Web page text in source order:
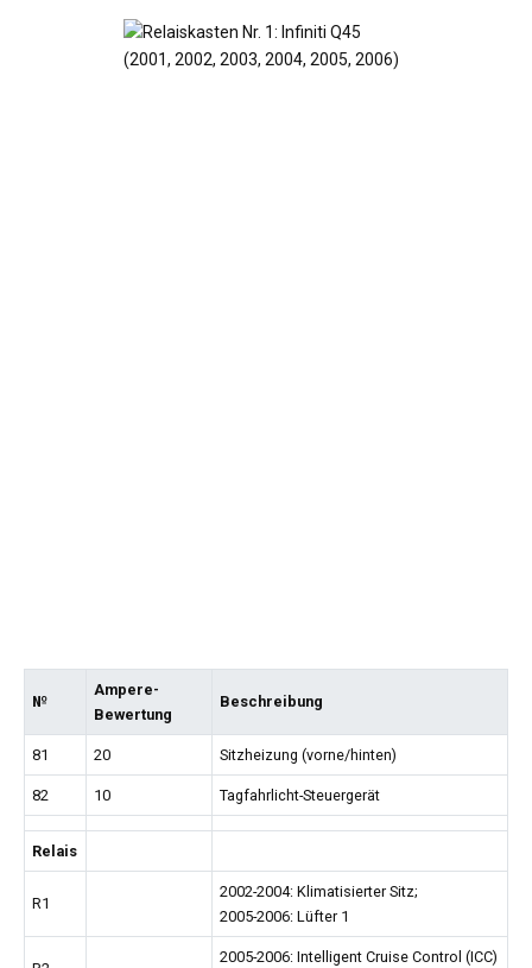
№
Ampere-
Bewertung
Beschreibung
81 20 Sitzheizung (vorne/hinten)
82 10 Tagfahrlicht-Steuergerät
Relais
R1
2002-2004: Klimatisierter Sitz;
2005-2006: Lüfter 1
2005-2006: Intelligent Cruise Control (ICC)